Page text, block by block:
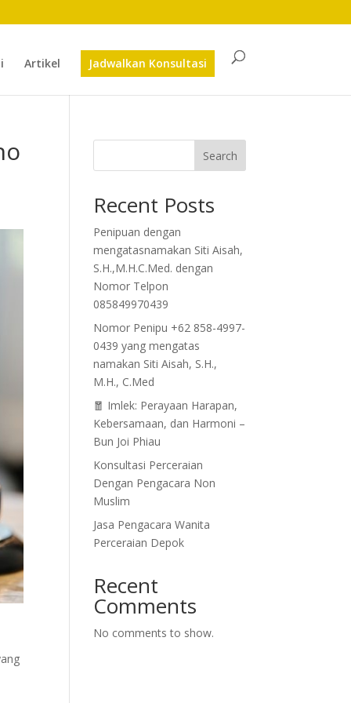
Artikel Jadwalkan Konsultasi
Search
Recent Posts
Penipuan dengan
mengatasnamakan Siti Aisah,
S.H.,M.H.C.Med. dengan
Nomor Telpon
085849970439
Nomor Penipu +62 858-4997-
0439 yang mengatas
namakan Siti Aisah, S.H.,
M.H., C.Med
🧧 Imlek: Perayaan Harapan,
Kebersamaan, dan Harmoni –
Bun Joi Phiau
Konsultasi Perceraian
Dengan Pengacara Non
Muslim
Jasa Pengacara Wanita
Perceraian Depok
Recent
Comments
No comments to show.